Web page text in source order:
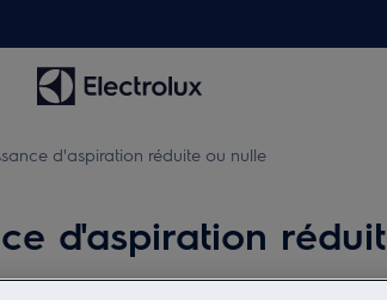
d'aspiration réduite ou nulle
d'aspiration